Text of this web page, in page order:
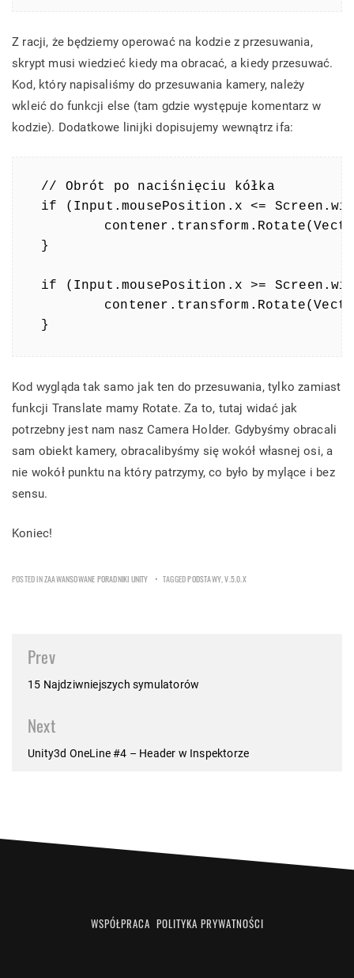
Z racji, że będziemy operować na kodzie z przesuwania,
skrypt musi wiedzieć kiedy ma obracać, a kiedy przesuwać.
Kod, który napisaliśmy do przesuwania kamery, należy
wkleić do funkcji else (tam gdzie występuje komentarz w
kodzie). Dodatkowe linijki dopisujemy wewnątrz ifa:
// Obrót po naciśnięciu kółka
if (Input.mousePosition.x <=
}
if (Input.mousePosition.x >=
}
Kod wygląda tak samo jak ten do przesuwania, tylko zamiast
funkcji Translate mamy Rotate. Za to, tutaj widać jak
potrzebny jest nam nasz Camera Holder. Gdybyśmy obracali
sam obiekt kamery, obracalibyśmy się wokół własnej osi, a
nie wokół punktu na który patrzymy, co było by mylące i bez
sensu.
Koniec!
POSTED INZAAWANSOWANE PORADNIKI UNITY TAGGEDPODSTAWY ,V.5.0.X
Post
navigation
Prev
15 Najdziwniejszych symulatorów
Next
Unity3d OneLine #4 – Header w Inspektorze
WSPÓŁPRACA POLITYKA PRYWATNOŚCI